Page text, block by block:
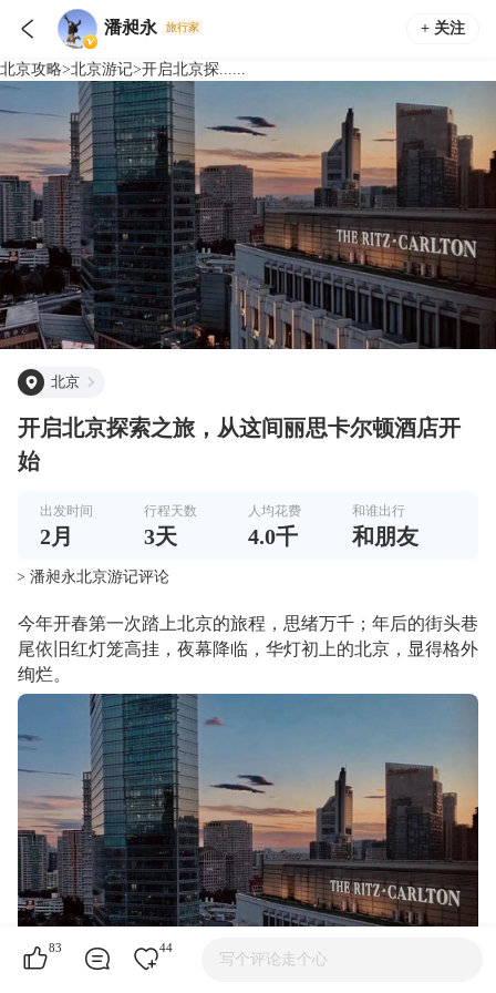
 潘昶永 旅行家 + 关注
北京攻略>北京游记>开启北京探......
北京
开启北京探索之旅，从这间​丽思卡尔顿酒店开
始
出发时间
2月
行程天数
3天
人均花费
4.0千
和谁出行
和朋友
> 潘昶永北京游记评论
今年开春第一次踏上北京的旅程，思绪万千；年后的街头巷
尾依旧红灯笼高挂，夜幕降临，华灯初上的北京，显得格外
绚烂。
83 44
写个评论走个心